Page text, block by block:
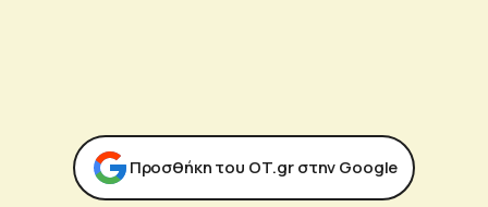
Προσθήκη του ΟΤ.gr στην Google